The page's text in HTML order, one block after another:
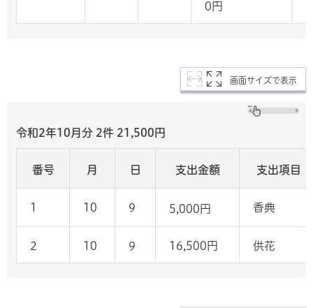
0円
画面サイズで表示
令和2年10月分 2件 21,500 円
番号 月 日 支出金額 支出項目
1 10 9 5,000円 香典
2 10 9 16,500円 供花